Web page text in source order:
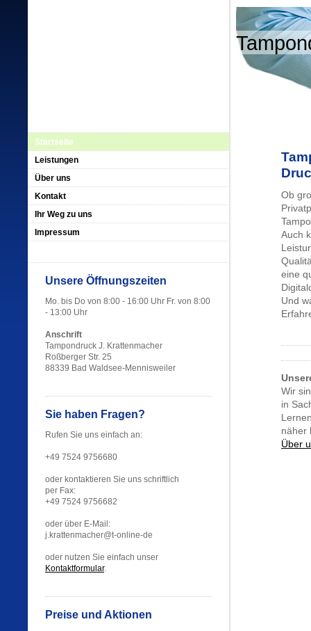
Ob
Auch
eine
Und
Wir
in
näher
Über
Startseite
Leistungen
Über uns
Kontakt
Ihr Weg zu uns
Impressum
Unsere Öffnungszeiten
Mo. bis Do von 8:00 - 16:00 Uhr Fr. von 8:00
- 13:00 Uhr
Anschrift
Tampondruck J. Krattenmacher
Roßberger Str. 25
88339 Bad Waldsee-Mennisweiler
Sie haben Fragen?
Rufen Sie uns einfach an:
+49 7524 9756680
oder kontaktieren Sie uns schriftlich
per Fax:
+49 7524 9756682
oder über E-Mail:
j.krattenmacher@t-online-de
oder nutzen Sie einfach unser
Kontaktformular.
Preise und Aktionen